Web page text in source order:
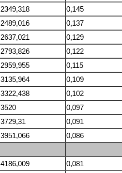
2349,318
0,145
2489,016
0,137
2637,021
0,129
2793,826
0,122
2959,955
0,115
3135,964
0,109
3322,438
0,102
3520
0,097
3729,31
0,091
3951,066 0,086
4186,009
0,081